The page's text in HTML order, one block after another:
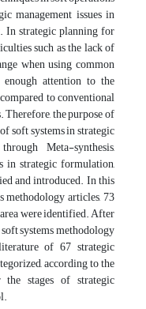
management issues in
In strategic planning for
such as the lack of
when using common
attention to the
to conventional
Therefore, the purpose of
soft systems in strategic
Meta-synthesis,
in strategic formulation,
and introduced. In this
articles, 73
were identified. After
systems methodology
of 67 strategic
according to the
the stages of strategic